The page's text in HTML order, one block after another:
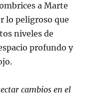
a Marte
lo peligroso que
niveles de
profundo y
cambios en el